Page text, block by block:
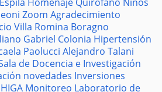
Zoom Agradecimiento
Villa Romina Boragno
Gabriel Colonia Hipertensión
Paolucci Alejandro Talani
de Docencia e Investigación
novedades Inversiones
HIGA Monitoreo Laboratorio de